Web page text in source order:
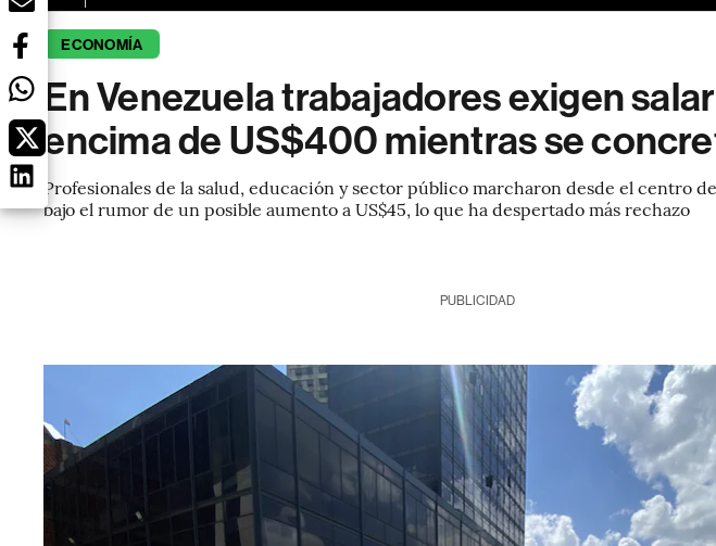
ECONOMÍA
En Venezuela trabajadores exigen
encima de US$400 mientras se
Profesionales de la salud, educación y sector público marcharon desde el centro
bajo el rumor de un posible aumento a US$45, lo que ha despertado más rechazo
PUBLICIDAD